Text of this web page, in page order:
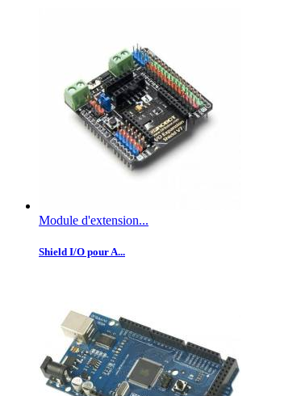
Module d'extension...
Shield I/O pour A...